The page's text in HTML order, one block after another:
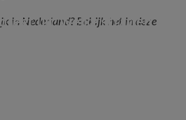
in Nederland? Bekijk het in deze
legt uit: welke straffen